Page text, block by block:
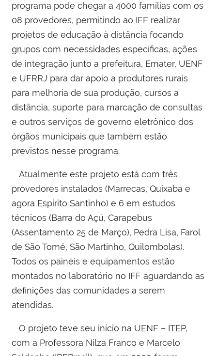
programa pode chegar a 4000 famílias com os
08 provedores, permitindo ao IFF realizar
projetos de educação à distância focando
grupos com necessidades específicas, ações
de integração junto a prefeitura, Emater, UENF
e UFRRJ para dar apoio a produtores rurais
para melhoria de sua produção, cursos a
distância, suporte para marcação de consultas
e outros serviços de governo eletrônico dos
órgãos municipais que também estão
previstos nesse programa.
Atualmente este projeto está com três
provedores instalados (Marrecas, Quixaba e
agora Espírito Santinho) e 6 em estudos
técnicos (Barra do Açú, Carapebus
(Assentamento 25 de Março), Pedra Lisa, Farol
de São Tomé, São Martinho, Quilombolas).
Todos os painéis e equipamentos estão
montados no laboratório no IFF aguardando as
definições das comunidades a serem
atendidas.
O projeto teve seu início na UENF – ITEP,
com a Professora Nilza Franco e Marcelo